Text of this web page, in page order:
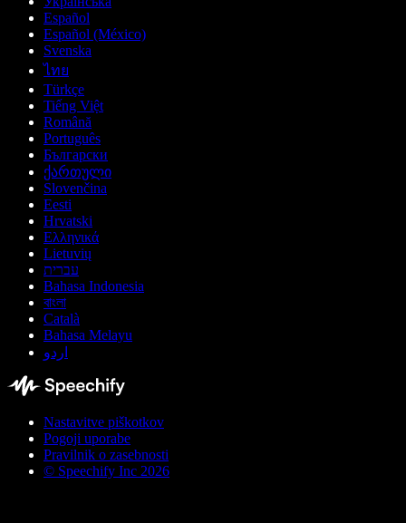
Español
Español (México)
Svenska
ไทย
Türkçe
Tiếng Việt
Română
Português
Български
ქართული
Slovenčina
Eesti
Hrvatski
Ελληνικά
Lietuvių
עברית
Bahasa Indonesia
বাংলা
Català
Bahasa Melayu
اردو
Nastavitve piškotkov
Pogoji uporabe
Pravilnik o zasebnosti
© Speechify Inc 2026